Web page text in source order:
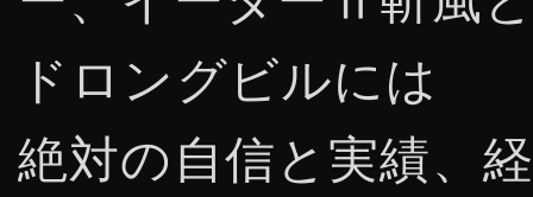
ドロングビルには
絶対の自信と実績、